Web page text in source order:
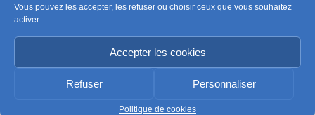
Vous pouvez les accepter, les refuser ou choisir ceux que vous souhaitez
activer.
Accepter les cookies
Refuser Personnaliser
Politique de cookies
vidéos et réseaux sociaux et activer ce
Édité par la Conférence des évêques de France
Suivre @Eglisecatho